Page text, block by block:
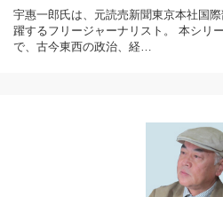
宇惠一郎氏は、元読売新聞東京本社国
躍するフリージャーナリスト。 本シリ
で、古今東西の政治、経…